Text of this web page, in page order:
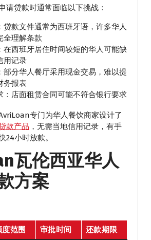
请贷款时通常面临以下挑战：
贷款文件通常为西班牙语，许多华人
全理解条款
在西班牙居住时间较短的华人可能缺
用记录
部分华人餐厅采用现金交易，难以提
务报表
：店面租赁合同可能不符合银行要求
专门为华人餐饮商家设计了
款产品 ，无需当地信用记录，有手
24小时放款。
瓦伦西亚华人
方案
度范围 审批时间 还款期限